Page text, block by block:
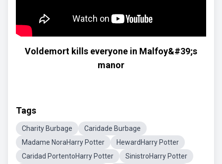
Voldemort kills everyone in Malfoy&#39;s
manor
Tags
Charity Burbage
Caridade Burbage
Madame NoraHarry Potter
HewardHarry Potter
Caridad PortentoHarry Potter
SinistroHarry Potter